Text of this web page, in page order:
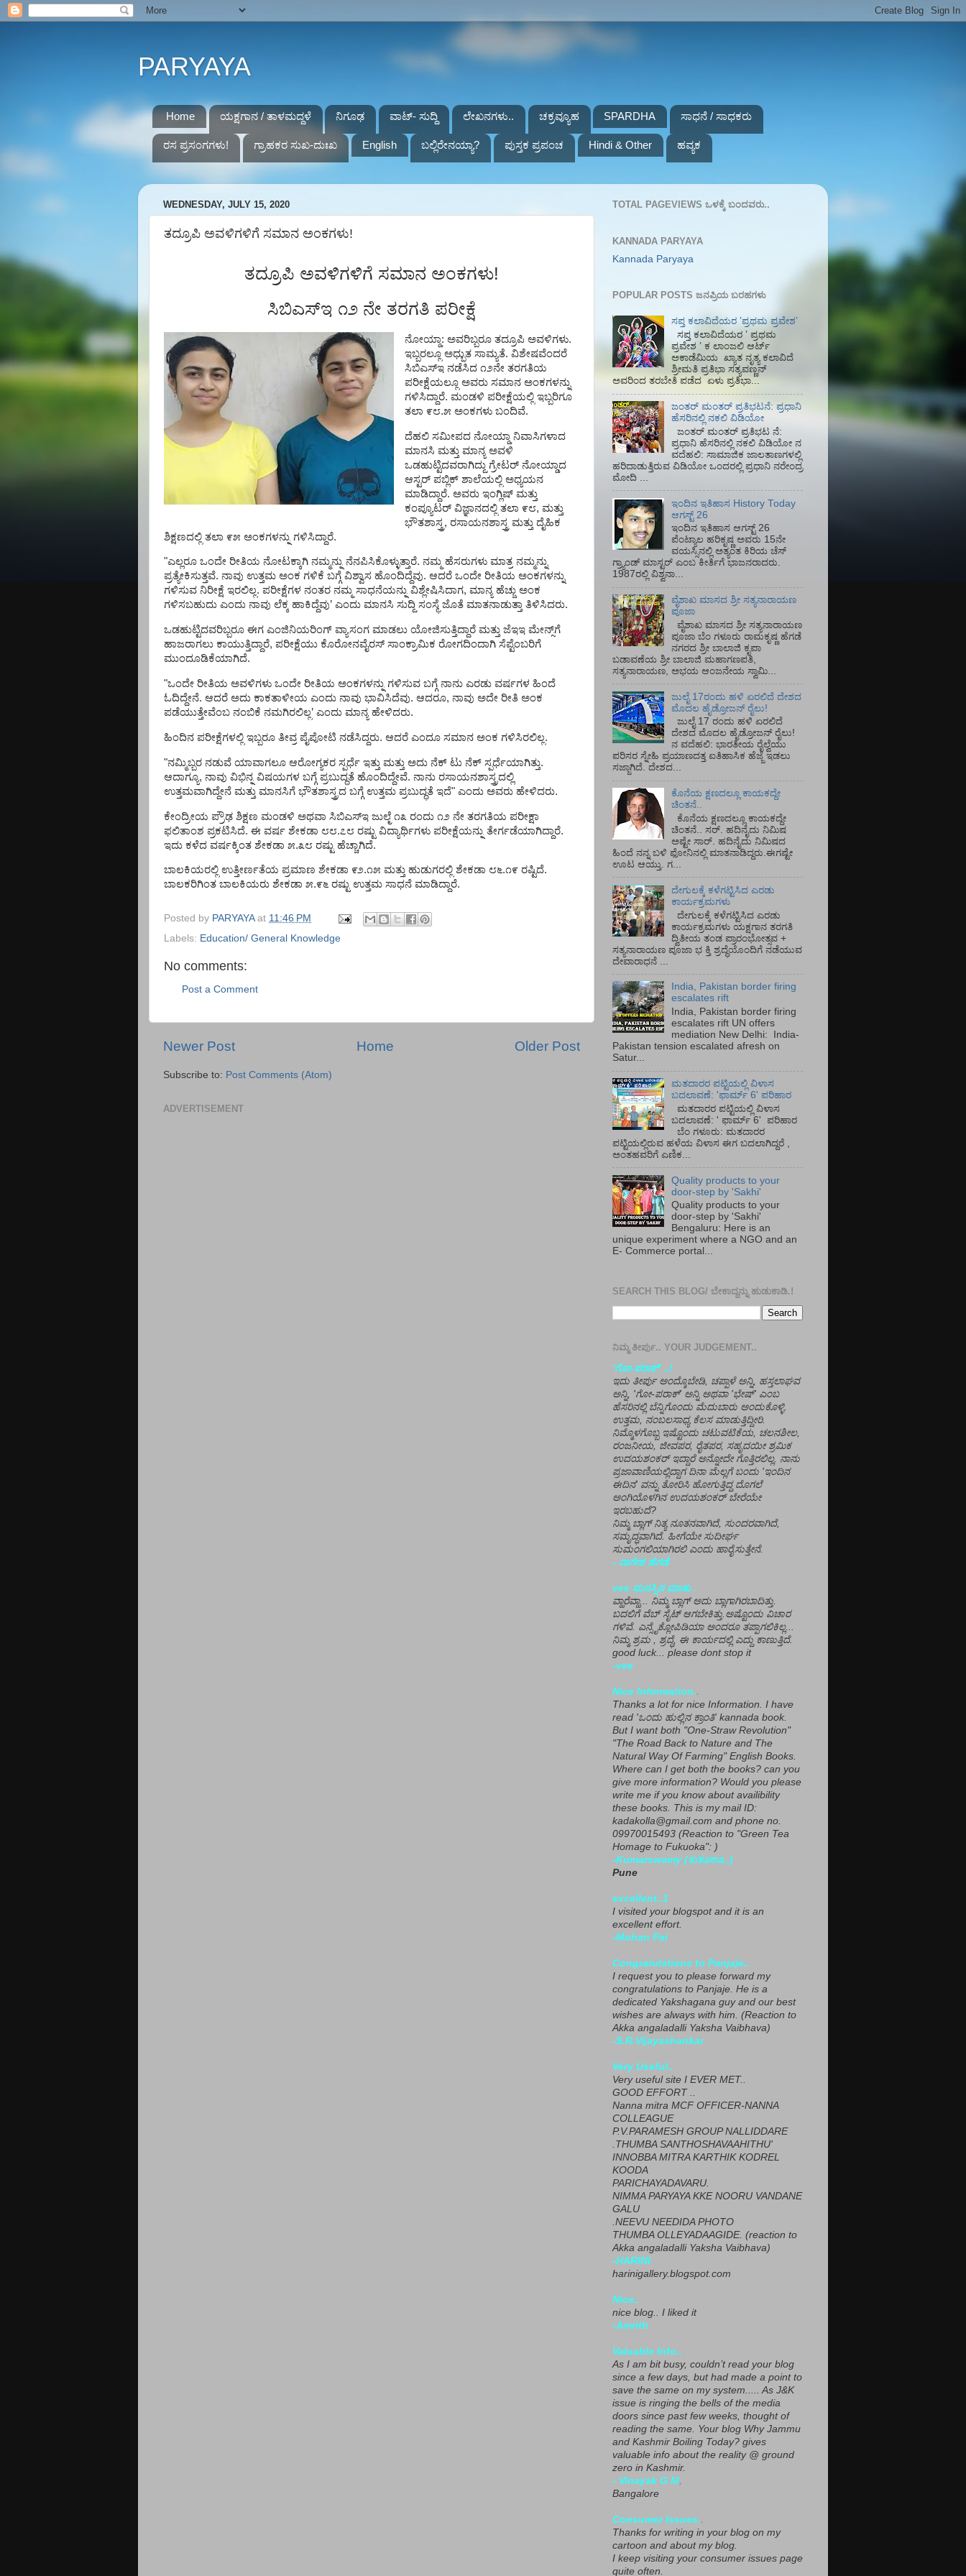
PARYAYA
Home ಯಕ್ಷಗಾನ / ತಾಳಮದ್ದಳೆ ನಿಗೂಢ ವಾಟ್- ಸುದ್ದಿ ಲೇಖನಗಳು.. ಚಕ್ರವ್ಯೂಹ SPARDHA ಸಾಧನೆ / ಸಾಧಕರು
ರಸ ಪ್ರಸಂಗಗಳು! ಗ್ರಾಹಕರ ಸುಖ-ದುಃಖ English ಬಲ್ಲಿರೇನಯ್ಯಾ? ಪುಸ್ತಕ ಪ್ರಪಂಚ Hindi & Other ಹವ್ಯಕ
WEDNESDAY, JULY 15, 2020
ತದ್ರೂಪಿ ಅವಳಿಗಳಿಗೆ ಸಮಾನ ಅಂಕಗಳು!
ತದ್ರೂಪಿ ಅವಳಿಗಳಿಗೆ ಸಮಾನ ಅಂಕಗಳು!
ಸಿಬಿಎಸ್ಇ ೧೨ ನೇ ತರಗತಿ ಪರೀಕ್ಷೆ
ನೋಯ್ಡಾ: ಅವರಿಬ್ಬರೂ ತದ್ರೂಪಿ ಅವಳಿಗಳು.
ಇಬ್ಬರಲ್ಲೂ ಅಧ್ಭುತ ಸಾಮ್ಯತೆ. ವಿಶೇಷವೆಂದರೆ
ಸಿಬಿಎಸ್ಇ ನಡೆಸಿದ ೧೨ನೇ ತರಗತಿಯ
ಪರೀಕ್ಷೆಯಲ್ಲೂ ಅವರು ಸಮಾನ ಅಂಕಗಳನ್ನು
ಗಳಿಸಿದ್ದಾರೆ. ಮಂಡಳಿ ಪರೀಕ್ಷೆಯಲ್ಲಿ ಇಬ್ಬರಿಗೂ
ತಲಾ ೯೮.೫ ಅಂಕಗಳು ಬಂದಿವೆ.
ದೆಹಲಿ ಸಮೀಪದ ನೋಯ್ಡಾ ನಿವಾಸಿಗಳಾದ
ಮಾನಸಿ ಮತ್ತು ಮಾನ್ಯ ಅವಳಿ
ಒಡಹುಟ್ಟಿದವರಾಗಿದ್ದು ಗ್ರೇಟರ್ ನೋಯ್ಡಾದ
ಆಸ್ಟರ್ ಪಬ್ಲಿಕ್ ಶಾಲೆಯಲ್ಲಿ ಅಧ್ಯಯನ
ಮಾಡಿದ್ದಾರೆ. ಅವರು ಇಂಗ್ಲಿಷ್ ಮತ್ತು
ಕಂಪ್ಯೂಟರ್ ವಿಜ್ಞಾನದಲ್ಲಿ ತಲಾ ೯೮, ಮತ್ತು
ಭೌತಶಾಸ್ತ್ರ , ರಸಾಯನಶಾಸ್ತ್ರ ಮತ್ತು ದೈಹಿಕ
ಶಿಕ್ಷಣದಲ್ಲಿ ತಲಾ ೯೫ ಅಂಕಗಳನ್ನು ಗಳಿಸಿದ್ದಾರೆ.
"ಎಲ್ಲರೂ ಒಂದೇ ರೀತಿಯ ನೋಟಕ್ಕಾಗಿ ನಮ್ಮನ್ನು ನೆನಪಿಸಿಕೊಳ್ಳುತ್ತಾರೆ. ನಮ್ಮ ಹೆಸರುಗಳು ಮಾತ್ರ ನಮ್ಮನ್ನು
ಪ್ರತ್ಯೇಕಿಸುತ್ತವೆ. ನಾವು ಉತ್ತಮ ಅಂಕ ಗಳಿಕೆ ಬಗ್ಗೆ ವಿಶ್ವಾಸ ಹೊಂದಿದ್ದೆವು. ಆದರೆ ಒಂದೇ ರೀತಿಯ ಅಂಕಗಳನ್ನು
ಗಳಿಸುವ ನಿರೀಕ್ಷೆ ಇರಲಿಲ್ಲ. ಪರೀಕ್ಷೆಗಳ ನಂತರ ನಮ್ಮ ಸಾಧನೆಯನ್ನು ವಿಶ್ಲೇಷಿಸಿದಾಗ, ಮಾನ್ಯ ಹೆಚ್ಚು ಅಂಕ
ಗಳಿಸಬಹುದು ಎಂದು ನಾವು ಲೆಕ್ಕ ಹಾಕಿದ್ದೆವು’ ಎಂದು ಮಾನಸಿ ಸುದ್ದಿ ಸಂಸ್ಥೆ ಜೊತೆ ಮಾತನಾಡುತ್ತಾ ತಿಳಿಸಿದರು.
ಒಡಹುಟ್ಟಿದವರಿಬ್ಬರೂ ಈಗ ಎಂಜಿನಿಯರಿಂಗ್ ವ್ಯಾಸಂಗ ಮಾಡಲು ಯೋಜಿಸುತ್ತಿದ್ದಾರೆ ಮತ್ತು ಜೆಇಇ ಮೇನ್ಸ್ಗೆ
ಹಾಜರಾಗಲು ಕಾಯುತ್ತಿದ್ದಾರೆ, ಪರೀಕ್ಷೆಯು ಕೊರೋನವೈರಸ್ ಸಾಂಕ್ರಾಮಿಕ ರೋಗದಿಂದಾಗಿ ಸೆಪ್ಟೆಂಬರಿಗೆ
ಮುಂದೂಡಿಕೆಯಾಗಿದೆ.
"ಒಂದೇ ರೀತಿಯ ಅವಳಿಗಳು ಒಂದೇ ರೀತಿಯ ಅಂಕಗಳನ್ನು ಗಳಿಸುವ ಬಗ್ಗೆ ನಾನು ಎರಡು ವರ್ಷಗಳ ಹಿಂದೆ
ಓದಿದ್ದೇನೆ. ಆದರೆ ಅದು ಕಾಕತಾಳೀಯ ಎಂದು ನಾವು ಭಾವಿಸಿದೆವು. ಆದರೂ, ನಾವು ಅದೇ ರೀತಿ ಅಂಕ
ಪಡೆಯುತ್ತೇವೆಂಬ ನಂಬಿಕೆ ನಮಗಿರಲಿಲ್ಲ’ ಎಂದು ಮಾನ್ಯ ಹೇಳಿದರು.
ಹಿಂದಿನ ಪರೀಕ್ಷೆಗಳಲ್ಲಿ ಇಬ್ಬರೂ ತೀವ್ರ ಪೈಪೋಟಿ ನಡೆಸಿದ್ದರು. ಆದರೆ ಎಂದೂ ಸಮಾನ ಅಂಕ ಗಳಿಸಿರಲಿಲ್ಲ.
"ನಮ್ಮಿಬ್ಬರ ನಡುವೆ ಯಾವಾಗಲೂ ಆರೋಗ್ಯಕರ ಸ್ಪರ್ಧೆ ಇತ್ತು ಮತ್ತು ಅದು ನೆಕ್ ಟು ನೆಕ್ ಸ್ಪರ್ಧೆಯಾಗಿತ್ತು.
ಆದಾಗ್ಯೂ, ನಾವು ವಿಭಿನ್ನ ವಿಷಯಗಳ ಬಗ್ಗೆ ಪ್ರಬುದ್ಧತೆ ಹೊಂದಿದ್ದೇವೆ. ನಾನು ರಸಾಯನಶಾಸ್ತ್ರದಲ್ಲಿ
ಉತ್ತಮವಾಗಿದ್ದೇನೆ ಮತ್ತು ಮಾನಸಿಗೆ ಭೌತಶಾಸ್ತ್ರದ ಬಗ್ಗೆ ಉತ್ತಮ ಪ್ರಬುದ್ಧತೆ ಇದೆ" ಎಂದು ಅವರು ಹೇಳಿದರು.
ಕೇಂದ್ರೀಯ ಪ್ರೌಢ ಶಿಕ್ಷಣ ಮಂಡಳಿ ಅಥವಾ ಸಿಬಿಎಸ್ಇ ಜುಲೈ ೧೩ ರಂದು ೧೨ ನೇ ತರಗತಿಯ ಪರೀಕ್ಷಾ
ಫಲಿತಾಂಶ ಪ್ರಕಟಿಸಿದೆ. ಈ ವರ್ಷ ಶೇಕಡಾ ೮೮.೭೮ ರಷ್ಟು ವಿದ್ಯಾರ್ಥಿಗಳು ಪರೀಕ್ಷೆಯನ್ನು ತೇರ್ಗಡೆಯಾಗಿದ್ದಾರೆ.
ಇದು ಕಳೆದ ವರ್ಷಕ್ಕಿಂತ ಶೇಕಡಾ ೫.೩೮ ರಷ್ಟು ಹೆಚ್ಚಾಗಿದೆ.
ಬಾಲಕಿಯರಲ್ಲಿ ಉತ್ತೀರ್ಣತೆಯ ಪ್ರಮಾಣ ಶೇಕಡಾ ೯೨.೧೫ ಮತ್ತು ಹುಡುಗರಲ್ಲಿ ಶೇಕಡಾ ೮೬.೧೯ ರಷ್ಟಿದೆ.
ಬಾಲಕರಿಗಿಂತ ಬಾಲಕಿಯರು ಶೇಕಡಾ ೫.೯೬ ರಷ್ಟು ಉತ್ತಮ ಸಾಧನೆ ಮಾಡಿದ್ದಾರೆ.
Posted by PARYAYA at 11:46 PM
Labels: Education/ General Knowledge
No comments:
Post a Comment
Newer Post Older Post
Home
Subscribe to: Post Comments (Atom)
ADVERTISEMENT
TOTAL PAGEVIEWS ಒಳಕ್ಕೆ ಬಂದವರು..
KANNADA PARYAYA
Kannada Paryaya
POPULAR POSTS ಜನಪ್ರಿಯ ಬರಹಗಳು
ಸಪ್ತ ಕಲಾವಿದೆಯರ ʼಪ್ರಥಮ ಪ್ರವೇಶʼ
ಸಪ್ತ ಕಲಾವಿದೆಯರ ʼ ಪ್ರಥಮ
ಪ್ರವೇಶ ʼ ಕ ಲಾಂಜಲಿ ಆರ್ಟ್
ಅಕಾಡೆಮಿಯ‌ ಖ್ಯಾತ ನೃತ್ಯ ಕಲಾವಿದೆ
ಶ್ರೀಮತಿ ಪ್ರತಿಭಾ ಸತ್ಯವಣ್ಣನ್
ಅವರಿಂದ ತರಬೇತಿ ಪಡೆದ ಏಳು ಪ್ರತಿಭಾ...
ಜಂತರ್ ಮಂತರ್ ಪ್ರತಿಭಟನೆ: ಪ್ರಧಾನಿ
ಹೆಸರಿನಲ್ಲಿ ನಕಲಿ ವಿಡಿಯೋ
ಜಂತರ್ ಮಂತರ್ ಪ್ರತಿಭಟ ನೆ:
ಪ್ರಧಾನಿ ಹೆಸರಿನಲ್ಲಿ ನಕಲಿ ವಿಡಿಯೋ ನ
ವದೆಹಲಿ: ಸಾಮಾಜಿಕ ಜಾಲತಾಣಗಳಲ್ಲಿ
ಹರಿದಾಡುತ್ತಿರುವ ವಿಡಿಯೋ ಒಂದರಲ್ಲಿ ಪ್ರಧಾನಿ ನರೇಂದ್ರ
ಮೋದಿ ...
ಇಂದಿನ ಇತಿಹಾಸ History Today
ಆಗಸ್ಟ್ 26
ಇಂದಿನ ಇತಿಹಾಸ ಆಗಸ್ಟ್ 26
ಪೆಂಟ್ಯಾಲ ಹರಿಕೃಷ್ಣ ಅವರು 15ನೇ
ವಯಸ್ಸಿನಲ್ಲಿ ಅತ್ಯಂತ ಕಿರಿಯ ಚೆಸ್
ಗ್ರ್ಯಾಂಡ್ ಮಾಸ್ಟರ್ ಎಂಬ ಕೀರ್ತಿಗೆ ಭಾಜನರಾದರು.
1987ರಲ್ಲಿ ವಿಶ್ವನಾ...
ವೈಶಾಖ ಮಾಸದ ಶ್ರೀ ಸತ್ಯನಾರಾಯಣ
ಪೂಜಾ
ವೈಶಾಖ ಮಾಸದ ಶ್ರೀ ಸತ್ಯನಾರಾಯಣ
ಪೂಜಾ ಬೆಂ ಗಳೂರು ರಾಮಕೃಷ್ಣ ಹೆಗಡೆ
ನಗರದ ಶ್ರೀ ಬಾಲಾಜಿ ಕೃಪಾ
ಬಡಾವಣೆಯ ಶ್ರೀ ಬಾಲಾಜಿ ಮಹಾಗಣಪತಿ,
ಸತ್ಯನಾರಾಯಣ, ಅಭಯ ಆಂಜನೇಯ ಸ್ವಾಮಿ...
ಜುಲೈ 17ರಂದು ಹಳಿ ಏರಲಿದೆ ದೇಶದ
ಮೊದಲ ಹೈಡ್ರೋಜನ್ ರೈಲು!
ಜುಲೈ 17 ರಂದು ಹಳಿ ಏರಲಿದೆ
ದೇಶದ ಮೊದಲ ಹೈಡ್ರೋಜನ್ ರೈಲು!
ನ ವದೆಹಲಿ: ಭಾರತೀಯ ರೈಲ್ವೆಯು
ಪರಿಸರ ಸ್ನೇಹಿ ಪ್ರಯಾಣದತ್ತ ಐತಿಹಾಸಿಕ ಹೆಜ್ಜೆ ಇಡಲು
ಸಜ್ಜಾಗಿದೆ. ದೇಶದ...
ಕೊನೆಯ ಕ್ಷಣದಲ್ಲೂ ಕಾಯಕದ್ದೇ
ಚಿಂತನೆ..
ಕೊನೆಯ ಕ್ಷಣದಲ್ಲೂ ಕಾಯಕದ್ದೇ
ಚಿಂತನೆ.. ಸರ್.‌ ಹದಿನೈದು ನಿಮಿಷ
ಅಷ್ಟೇ ಸಾರ್.‌ ಹದಿನೈದು ನಿಮಿಷದ
ಹಿಂದೆ ನನ್ನ ಬಳಿ ಫೋನಿನಲ್ಲಿ ಮಾತನಾಡಿದ್ದರು.ಈಗಷ್ಟೇ
ಊಟ ಆಯ್ತು. ಗ...
ದೇಗುಲಕ್ಕೆ ಕಳೆಗಟ್ಟಿಸಿದ ಎರಡು
ಕಾರ್ಯಕ್ರಮಗಳು
ದೇಗುಲಕ್ಕೆ ಕಳೆಗಟ್ಟಿಸಿದ ಎರಡು
ಕಾರ್ಯಕ್ರಮಗಳು ಯಕ್ಷಗಾನ ತರಗತಿ
ದ್ವಿತೀಯ ತಂಡ ಪ್ರಾರಂಭೋತ್ಸವ +
ಸತ್ಯನಾರಾಯಣ ಪೂಜಾ ಭ ಕ್ತಿ ಶ್ರದ್ಧೆಯೊಂದಿಗೆ ನಡೆಯುವ
ದೇವಾರಾಧನೆ ...
India, Pakistan border firing
escalates rift
India, Pakistan border firing
escalates rift UN offers
mediation New Delhi: India-
Pakistan tension escalated afresh on
Satur...
ಮತದಾರರ ಪಟ್ಟಿಯಲ್ಲಿ ವಿಳಾಸ
ಬದಲಾವಣೆ: 'ಫಾರ್ಮ್ 6' ಪರಿಹಾರ
ಮತದಾರರ ಪಟ್ಟಿಯಲ್ಲಿ ವಿಳಾಸ
ಬದಲಾವಣೆ: ' ಫಾರ್ಮ್ 6' ಪರಿಹಾರ
ಬೆಂ ಗಳೂರು: ಮತದಾರರ
ಪಟ್ಟಿಯಲ್ಲಿರುವ ಹಳೆಯ ವಿಳಾಸ ಈಗ ಬದಲಾಗಿದ್ದರೆ ,
ಅಂತಹವರಿಗೆ ಎಣಿಕ...
Quality products to your
door-step by 'Sakhi'
Quality products to your
door-step by 'Sakhi'
Bengaluru: Here is an
unique experiment where a NGO and an
E- Commerce portal...
SEARCH THIS BLOG/ ಬೇಕಾದ್ದನ್ನು ಹುಡುಕಾಡಿ.!
ನಿಮ್ಮ ತೀರ್ಪು.. YOUR JUDGEMENT..
'ಗೋ-ಪರಾಕ್' ..!
ಇದು ತೀರ್ಪು ಅಂದ್ಕೊಬೇಡಿ, ಚಪ್ಪಾಳೆ ಅನ್ನಿ, ಹಸ್ತಲಾಘವ
ಅನ್ನಿ, 'ಗೋ-ಪರಾಕ್' ಅನ್ನಿ ಅಥವಾ 'ಭೇಷ್' ಎಂಬ
ಹೆಸರಿನಲ್ಲಿ ಬೆನ್ನಿಗೊಂದು ಮೆದುಬಾರು ಅಂದುಕೊಳ್ಳಿ.
ಉತ್ತಮ, ನಂಬಲಸಾಧ್ಯ ಕೆಲಸ ಮಾಡುತ್ತಿದ್ದೀರಿ.
ನಿಮ್ಮೊಳಗೊಬ್ಬ ಇಷ್ಟೊಂದು ಚಟುವಟಿಕೆಯ, ಚಲನಶೀಲ,
ರಂಜನೀಯ, ಜೀವಪರ, ರೈತಪರ, ಸಹೃದಯೀ ಶ್ರಮಿಕ
ಉದಯಶಂಕರ್ ಇದ್ದಾರೆ ಅನ್ನೋದೇ ಗೊತ್ತಿರಲಿಲ್ಲ. ನಾನು
ಪ್ರಜಾವಾಣಿಯಲ್ಲಿದ್ದಾಗ ದಿನಾ ಮೆಲ್ಲಗೆ ಬಂದು 'ಇಂದಿನ
ಈದಿನ' ವನ್ನು ತೋರಿಸಿ ಹೋಗುತ್ತಿದ್ದ ದೊಗಲೆ
ಅಂಗಿಯೊಳಗಿನ ಉದಯಶಂಕರ್ ಬೇರೆಯೇ
ಇರಬಹುದೆ?
ನಿಮ್ಮ ಬ್ಲಾಗ್ ನಿತ್ಯ ನೂತನವಾಗಿದೆ, ಸುಂದರವಾಗಿದೆ,
ಸಮೃದ್ಧವಾಗಿದೆ. ಹೀಗೆಯೇ ಸುದೀರ್ಘ
ಸುಮಂಗಲಿಯಾಗಿರಲಿ ಎಂದು ಹಾರೈಸುತ್ತೇನೆ.
- ನಾಗೇಶ ಹೆಗಡೆ
vee ಮನಸ್ಸಿನ ಮಾತು .
ವ್ಹಾರೆವ್ಹಾ... ನಿಮ್ಮ ಬ್ಲಾಗ್ ಅದು ಬ್ಲಾಗಾಗಿರಬಾದಿತ್ತು.
ಬದಲಿಗೆ ವೆಬ್ ಸೈಟ್ ಆಗಬೇಕಿತ್ತು.ಅಷ್ಟೊಂದು ವಿಚಾರ
ಗಳಿವೆ. ಎನ್ಸೈಕ್ಲೋಪಿಡಿಯಾ ಅಂದರೂ ತಪ್ಪಾಗಲಿಕಿಲ್ಲ...
ನಿಮ್ಮ ಶ್ರಮ , ಶ್ರದ್ಧೆ, ಈ ಕಾರ್ಯದಲ್ಲಿ ಎದ್ದು ಕಾಣುತ್ತಿದೆ.
good luck... please dont stop it
-vee
Nice Information..
Thanks a lot for nice Information. I have
read 'ಒಂದು ಹುಲ್ಲಿನ ಕ್ರಾಂತಿ' kannada book.
But I want both "One-Straw Revolution"
"The Road Back to Nature and The
Natural Way Of Farming" English Books.
Where can I get both the books? can you
give more information? Would you please
write me if you know about availibility
these books. This is my mail ID:
kadakolla@gmail.com and phone no.
09970015493 (Reaction to "Green Tea
Homage to Fukuoka": )
-Kumarswamy (ಕುಕೂಊ..)
Pune
excellent..1
I visited your blogspot and it is an
excellent effort.
-Mohan Pai
Congratulations to Panjaje..
I request you to please forward my
congratulations to Panjaje. He is a
dedicated Yakshagana guy and our best
wishes are always with him. (Reaction to
Akka angaladalli Yaksha Vaibhava)
-S.R.Vijayashankar
Very Useful..
Very useful site I EVER MET..
GOOD EFFORT ..
Nanna mitra MCF OFFICER-NANNA
COLLEAGUE
P.V.PARAMESH GROUP NALLIDDARE
.THUMBA SANTHOSHAVAAHITHU'
INNOBBA MITRA KARTHIK KODREL
KOODA
PARICHAYADAVARU.
NIMMA PARYAYA KKE NOORU VANDANE
GALU
.NEEVU NEEDIDA PHOTO
THUMBA OLLEYADAAGIDE. (reaction to
Akka angaladalli Yaksha Vaibhava)
-HARINI
harinigallery.blogspot.com
Nice..
nice blog.. I liked it
-Amrith
Valuable Info..
As I am bit busy, couldn’t read your blog
since a few days, but had made a point to
save the same on my system..... As J&K
issue is ringing the bells of the media
doors since past few weeks, thought of
reading the same. Your blog Why Jammu
and Kashmir Boiling Today? gives
valuable info about the reality @ ground
zero in Kashmir.
- Vinayak G M,
Bangalore
Consumer Issues..
Thanks for writing in your blog on my
cartoon and about my blog.
I keep visiting your consumer issues page
quite often.